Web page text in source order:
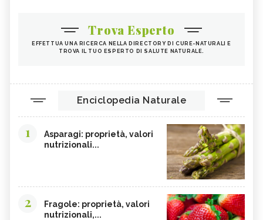
Trova Esperto
EFFETTUA UNA RICERCA NELLA DIRECTORY DI CURE-NATURALI E
TROVA IL TUO ESPERTO DI SALUTE NATURALE.
Enciclopedia Naturale
1
Asparagi: proprietà, valori
nutrizionali...
2
Fragole: proprietà, valori
nutrizionali,...